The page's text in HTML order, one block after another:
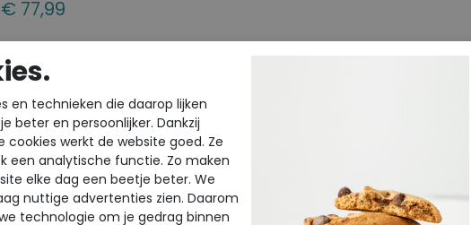
€ 77,99
Beschikbare maten
37 42
pumps dames sale
onzedames salevindt u een gevarieerd aanbod Ecco pumps in
Of u nu kiest voor een klassieke zwarte pump, een moderne
een elegant model met blokhak: bij Ecco-shop slaagt u gegarandeerd.
oog voor comfort en stijl, en voorzien van technologieën die zorgen
ondersteuning. Dankzij het wisselende aanbod is het slim om de sale
wie weet staat uw ideale paar er tussen, met flinke korting.
en technieken die daarop lijken
beter en persoonlijker. Dankzij
cookies werkt de website goed. Ze
een analytische functie. Zo maken
elke dag een beetje beter. We
nuttige advertenties zien. Daarom
technologie om je gedrag binnen